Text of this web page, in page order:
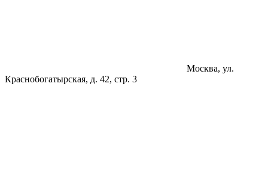
Москва, ул.
Краснобогатырская, д. 42, стр. 3